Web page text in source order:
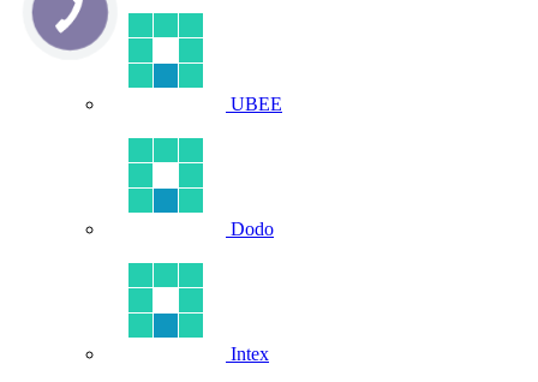
UBEE
Dodo
Intex